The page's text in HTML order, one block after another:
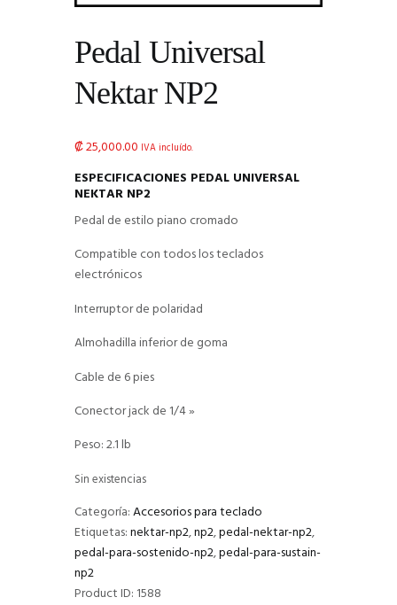
Pedal Universal
Nektar NP2
₡25,000.00 IVA incluído.
ESPECIFICACIONES PEDAL UNIVERSAL
NEKTAR NP2
Pedal de estilo piano cromado
Compatible con todos los teclados
electrónicos
Interruptor de polaridad
Almohadilla inferior de goma
Cable de 6 pies
Conector jack de 1/4 »
Peso: 2.1 lb
Sin existencias
Categoría:Accesorios para teclado
Etiquetas:nektar-np2,np2,pedal-nektar-np2,
pedal-para-sostenido-np2,pedal-para-sustain-
np2
Product ID: 1588